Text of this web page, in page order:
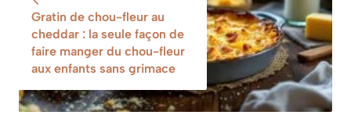
cacao en poudre
cacao en poudre
Gratin de chou-fleur au
cheddar : la seule façon de
faire manger du chou-fleur
aux enfants sans grimace